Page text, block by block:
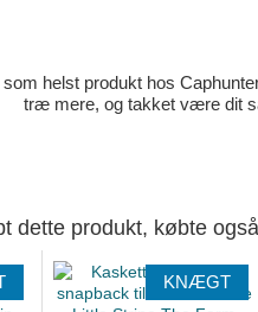
helst produkt hos
træ mere, og takket være dit
dette produkt, købte også
KNÆGT